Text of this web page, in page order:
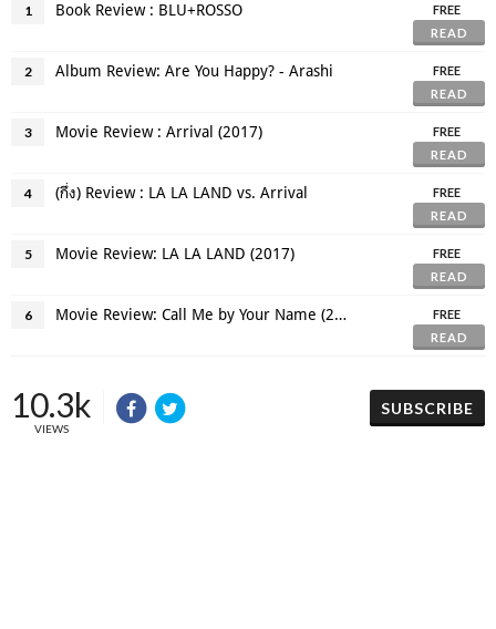
1 Book Review : BLU+ROSSO
FREE
READ
2 Album Review: Are You Happy? - Arashi
FREE
READ
3 Movie Review : Arrival (2017)
FREE
READ
4 (กึ่ง) Review : LA LA LAND vs. Arrival
FREE
READ
5 Movie Review: LA LA LAND (2017)
FREE
READ
6 Movie Review: Call Me by Your Name (2017)
FREE
READ
10.3k
VIEWS
SUBSCRIBE